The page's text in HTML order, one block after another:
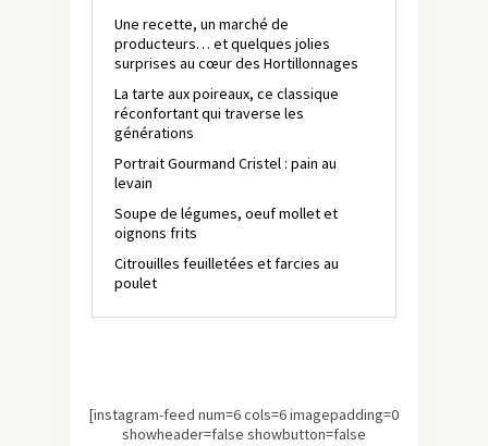
Une recette, un marché de
producteurs… et quelques jolies
surprises au cœur des Hortillonnages
La tarte aux poireaux, ce classique
réconfortant qui traverse les
générations
Portrait Gourmand Cristel : pain au
levain
Soupe de légumes, oeuf mollet et
oignons frits
Citrouilles feuilletées et farcies au
poulet
[instagram-feed num=6 cols=6 imagepadding=0
showheader=false showbutton=false